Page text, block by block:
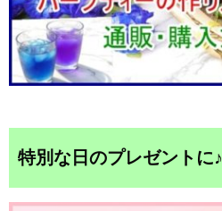
特別な日のプレゼントに♪